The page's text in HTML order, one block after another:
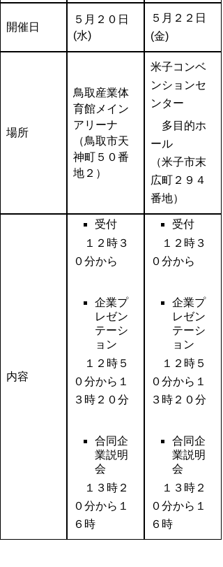
開催日
５月２０日
(水)
５月２２日
(金)
場所
鳥取産業体
育館メイン
アリーナ
（鳥取市天
神町５０番
地２）
米子コンベ
ンションセ
ンター
多目的ホ
ール
（米子市末
広町２９４
番地）
内容
受付
１２時３
０分から
企業プ
レゼン
テーシ
ョン
１２時５
０分から１
３時２０分
合同企
業説明
会
１３時２
０分から１
６時
受付
１２時３
０分から
企業プ
レゼン
テーシ
ョン
１２時５
０分から１
３時２０分
合同企
業説明
会
１３時２
０分から１
６時